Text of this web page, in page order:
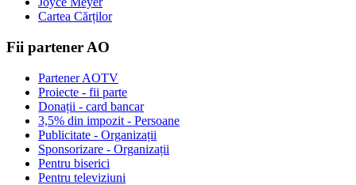
Cartea Cărților
Fii partener AO
Partener AOTV
Proiecte - fii parte
Donații - card bancar
3,5% din impozit - Persoane
Publicitate - Organizații
Sponsorizare - Organizații
Pentru biserici
Pentru televiziuni